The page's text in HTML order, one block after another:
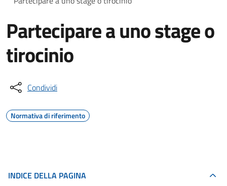
Partecipare a uno stage o
tirocinio
Condividi
Normativa di riferimento
INDICE DELLA PAGINA